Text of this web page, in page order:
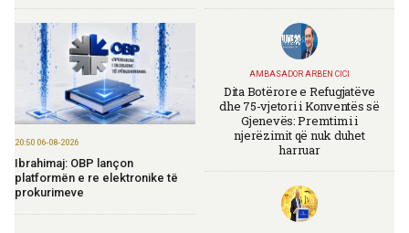
20:50 06-08-2026
Ibrahimaj: OBP lançon
platformën e re elektronike të
prokurimeve
AMBASADOR ARBEN CICI
Dita Botërore e Refugjatëve
dhe 75-vjetori i Konventës së
Gjenevës: Premtimi i
njerëzimit që nuk duhet
harruar